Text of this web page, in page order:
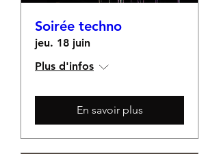
Soirée techno
jeu. 18 juin
Plus d'infos
En savoir plus